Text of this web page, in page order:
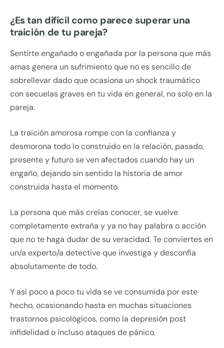
¿Es tan difícil como parece superar una
traición de tu pareja?
Sentirte engañado o engañada por la persona que más
amas genera un sufrimiento que no es sencillo de
sobrellevar dado que ocasiona un shock traumático
con secuelas graves en tu vida en general, no solo en la
pareja.
La traición amorosa rompe con la confianza y
desmorona todo lo construido en la relación, pasado,
presente y futuro se ven afectados cuando hay un
engaño, dejando sin sentido la historia de amor
construida hasta el momento.
La persona que más creías conocer, se vuelve
completamente extraña y ya no hay palabra o acción
que no te haga dudar de su veracidad. Te conviertes en
un/a experto/a detective que investiga y desconfía
absolutamente de todo.
Y así poco a poco tu vida se ve consumida por este
hecho, ocasionando hasta en muchas situaciones
trastornos psicológicos, como la depresión post
infidelidad o incluso ataques de pánico.